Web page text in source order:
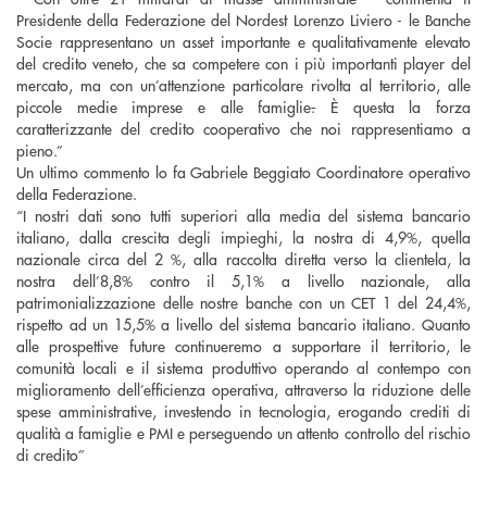
Presidente della Federazione del Nordest Lorenzo Liviero - le Banche
Socie rappresentano un asset importante e qualitativamente elevato
del credito veneto, che sa competere con i più importanti player del
mercato, ma con un’attenzione particolare rivolta al territorio, alle
piccole medie imprese e alle famiglie.È questa la forza
caratterizzante del credito cooperativo che noi rappresentiamo a
pieno.”
Un ultimo commento lo fa Gabriele Beggiato Coordinatore operativo
della Federazione.
“I nostri dati sono tutti superiori alla media del sistema bancario
italiano, dalla crescita degli impieghi, la nostra di 4,9%, quella
nazionale circa del 2 %, alla raccolta diretta verso la clientela, la
nostra dell’8,8% contro il 5,1% a livello nazionale, alla
patrimonializzazione delle nostre banche con un CET 1 del 24,4%,
rispetto ad un 15,5% a livello del sistema bancario italiano. Quanto
alle prospettive future continueremo a supportare il territorio, le
comunità locali e il sistema produttivo operando al contempo con
miglioramento dell’efficienza operativa, attraverso la riduzione delle
spese amministrative, investendo in tecnologia, erogando crediti di
qualità a famiglie e PMI e perseguendo un attento controllo del rischio
di credito”